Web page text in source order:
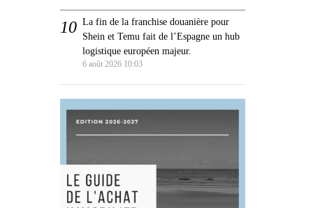
La fin de la franchise douanière pour
Shein et Temu fait de l’Espagne un hub
logistique européen majeur.
6 août 2026 10:03